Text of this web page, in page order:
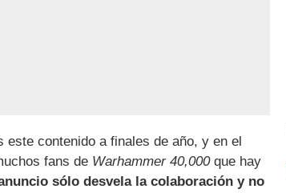
este contenido a finales de año, y en el
fans de Warhammer 40,000que hay
sólo desvela la colaboración y no